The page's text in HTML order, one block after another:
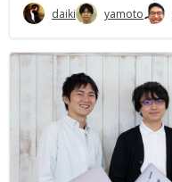
daiki yamoto